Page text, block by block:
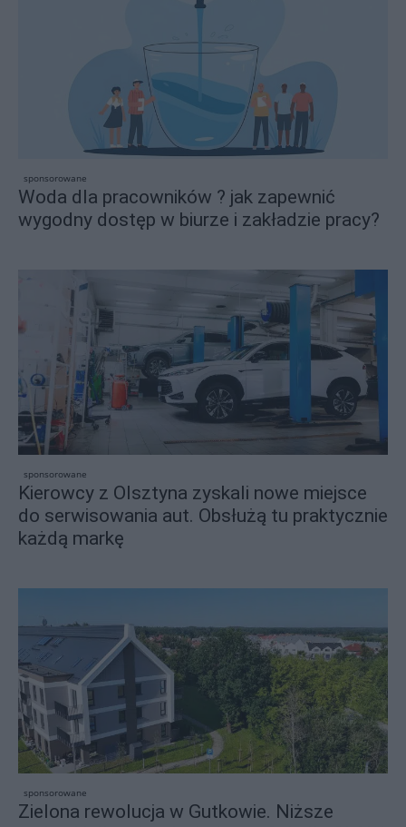
sponsorowane
Woda dla pracowników ? jak zapewnić
wygodny dostęp w biurze i zakładzie pracy?
sponsorowane
Kierowcy z Olsztyna zyskali nowe miejsce
do serwisowania aut. Obsłużą tu praktycznie
każdą markę
sponsorowane
Zielona rewolucja w Gutkowie. Niższe